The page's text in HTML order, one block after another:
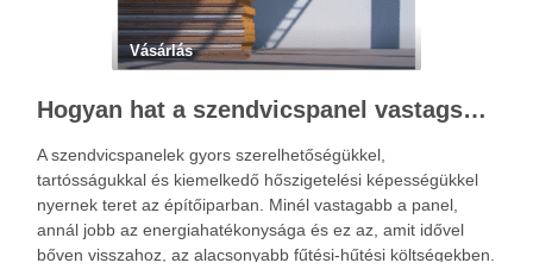
Vásárlás
Hogyan hat a szendvicspanel vastagsága a hőszigetelési teljesítményre?
A szendvicspanelek gyors szerelhetőségükkel,
tartósságukkal és kiemelkedő hőszigetelési képességükkel
nyernek teret az építőiparban. Minél vastagabb a panel,
annál jobb az energiahatékonysága és ez az, amit idővel
bőven visszahoz, az alacsonyabb fűtési-hűtési költségekben.